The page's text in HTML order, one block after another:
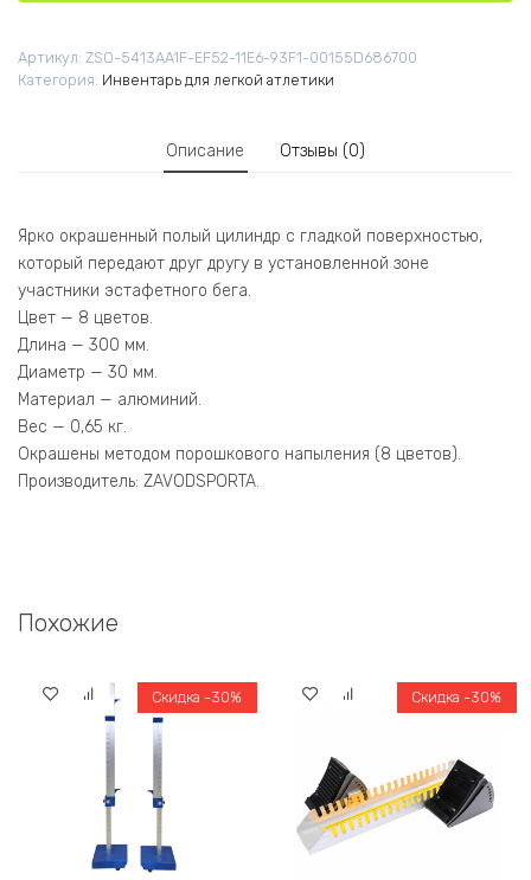
Артикул: ZSO-5413AA1F-EF52-11E6-93F1-00155D686700
Категория: Инвентарь для легкой атлетики
Описание Отзывы (0)
Ярко окрашенный полый цилиндр с гладкой поверхностью,
который передают друг другу в установленной зоне
участники эстафетного бега.
Цвет — 8 цветов.
Длина — 300 мм.
Диаметр — 30 мм.
Материал — алюминий.
Вес — 0,65 кг.
Окрашены методом порошкового напыления (8 цветов).
Производитель: ZAVODSPORTA.
Похожие
Скидка -30% Скидка -30%